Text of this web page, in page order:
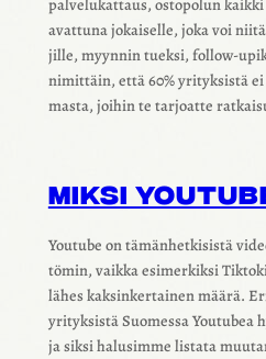
avat­tuna jokai­selle, joka voi
jille, myyn­nin tueksi, follow-
nimit­täin, että 60% yrityk­sistä
masta, joihin te tarjoatte
MIKSI
Youtube on tämän­het­ki­sistä
tö­min, vaikka esimer­kiksi
lähes kaksin­ker­tai­nen määrä.
yrityk­sistä Suomessa Youtu­bea
ja siksi halusimme listata